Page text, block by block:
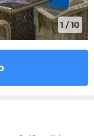
1 /10